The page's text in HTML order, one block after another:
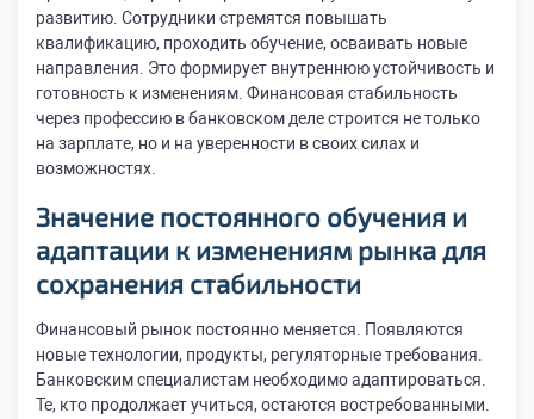
развитию. Сотрудники стремятся повышать
квалификацию, проходить обучение, осваивать новые
направления. Это формирует внутреннюю устойчивость и
готовность к изменениям. Финансовая стабильность
через профессию в банковском деле строится не только
на зарплате, но и на уверенности в своих силах и
возможностях.
Значение постоянного обучения и
адаптации к изменениям рынка для
сохранения стабильности
Финансовый рынок постоянно меняется. Появляются
новые технологии, продукты, регуляторные требования.
Банковским специалистам необходимо адаптироваться.
Те, кто продолжает учиться, остаются востребованными.